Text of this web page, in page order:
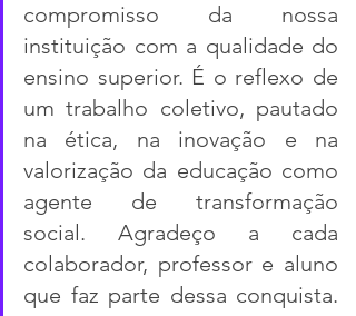
compromisso da nossa
instituição com a qualidade do
ensino superior. É o reflexo de
um trabalho coletivo, pautado
na ética, na inovação e na
valorização da educação como
agente de transformação
social. Agradeço a cada
colaborador, professor e aluno
que faz parte dessa conquista.